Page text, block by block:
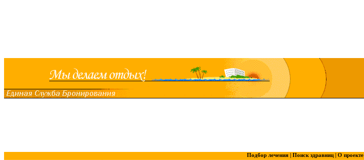
Подбор лечения | Поиск здравниц | О проекте